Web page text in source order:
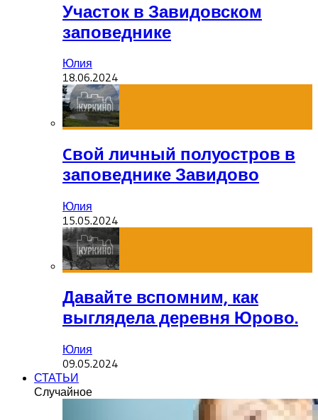
Участок в Завидовском
заповеднике
Юлия
18.06.2024
Cвой личный полуостров в
заповеднике Завидово
Юлия
15.05.2024
Давайте вспомним, как
выглядела деревня Юрово.
Юлия
09.05.2024
СТАТЬИ
Случайное